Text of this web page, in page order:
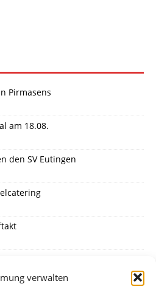
verwalten
Pirmasens
am 18.08.
den SV Eutingen